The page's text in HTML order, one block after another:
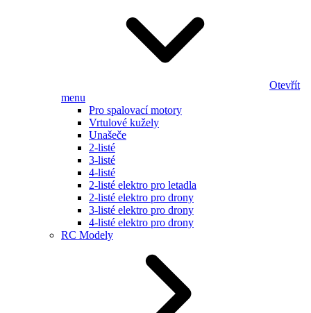
Otevřít
menu
Pro spalovací motory
Vrtulové kužely
Unašeče
2-listé
3-listé
4-listé
2-listé elektro pro letadla
2-listé elektro pro drony
3-listé elektro pro drony
4-listé elektro pro drony
RC Modely